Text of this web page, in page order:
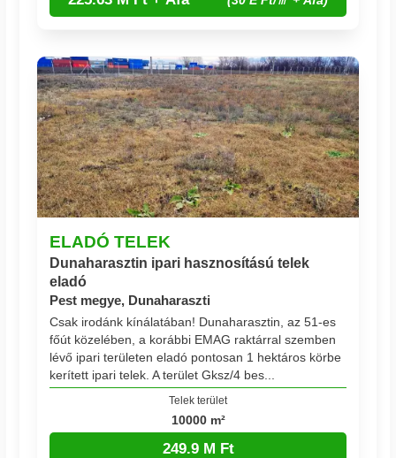
ELADÓ TELEK
Dunaharasztin ipari hasznosítású telek
eladó
Pest megye, Dunaharaszti
Csak irodánk kínálatában! Dunaharasztin, az 51-es
főút közelében, a korábbi EMAG raktárral szemben
lévő ipari területen eladó pontosan 1 hektáros körbe
kerített ipari telek. A terület Gksz/4 bes...
Telek terület
10000 m²
249.9 M Ft